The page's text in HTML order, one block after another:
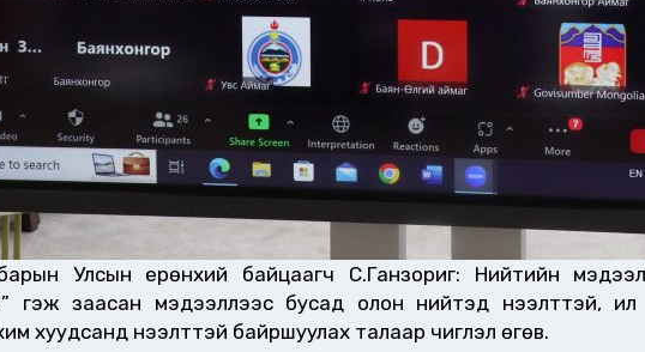
Улсын ерөнхий байцаагч С.Ганзориг: Нийтийн
гэж заасан мэдээллээс бусад олон нийтэд нээлттэй,
хуудсанд нээлттэй байршуулах талаар чиглэл өгөв.